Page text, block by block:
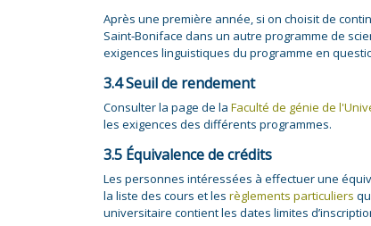
Après une première année, si on choisit de
Saint‑Boniface dans un autre programme de
exigences linguistiques du programme en
3.4 Seuil de rendement
Consulter la page de la Faculté de génie de
les exigences des différents programmes.
3.5 Équivalence de crédits
Les personnes intéressées à effectuer une
la liste des cours et les règlements particuliers
universitaire contient les dates limites